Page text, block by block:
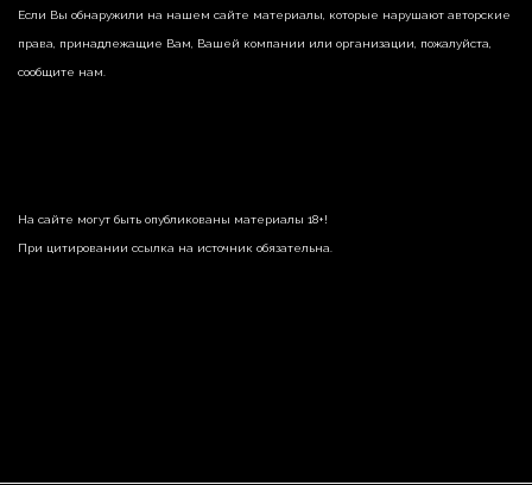
Если Вы обнаружили на нашем сайте материалы, которые нарушают авторские
права, принадлежащие Вам, Вашей компании или организации, пожалуйста,
сообщите нам.
На сайте могут быть опубликованы материалы 18+!
При цитировании ссылка на источник обязательна.